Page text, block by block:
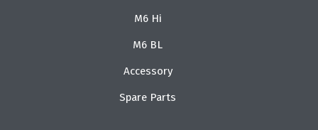
M6 Hi
M6 BL
Accessory
Spare Parts